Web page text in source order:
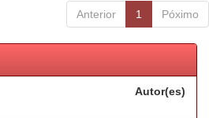
Anterior 1 Póximo
Autor(es)